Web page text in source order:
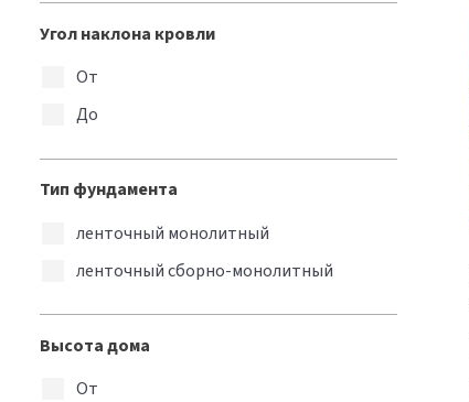
Угол наклона кровли
От
До
Тип фундамента
ленточный монолитный
ленточный сборно-монолитный
Высота дома
От